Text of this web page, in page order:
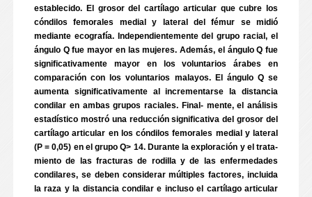
establecido. El grosor del cartílago articular que cubre los
cóndilos femorales medial y lateral del fémur se midió
mediante ecografía. Independientemente del grupo racial, el
ángulo Q fue mayor en las mujeres. Además, el ángulo Q fue
significativamente mayor en los voluntarios árabes en
comparación con los voluntarios malayos. El ángulo Q se
aumenta significativamente al incrementarse la distancia
condilar en ambas grupos raciales. Final- mente, el análisis
estadístico mostró una reducción significativa del grosor del
cartílago articular en los cóndilos femorales medial y lateral
(P = 0,05) en el grupo Q> 14. Durante la exploración y el trata-
miento de las fracturas de rodilla y de las enfermedades
condilares, se deben considerar múltiples factores, incluida
la raza y la distancia condilar e incluso el cartílago articular